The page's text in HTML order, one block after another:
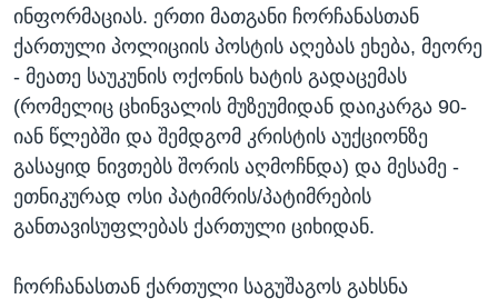
ინფორმაციას. ერთი მათგანი ჩორჩანასთან
ქართული პოლიციის პოსტის აღებას ეხება, მეორე
- მეათე საუკუნის ოქონის ხატის გადაცემას
(რომელიც ცხინვალის მუზეუმიდან დაიკარგა 90-
იან წლებში და შემდგომ კრისტის აუქციონზე
გასაყიდ ნივთებს შორის აღმოჩნდა) და მესამე -
ეთნიკურად ოსი პატიმრის/პატიმრების
განთავისუფლებას ქართული ციხიდან.
ჩორჩანასთან ქართული საგუშაგოს გახსნა